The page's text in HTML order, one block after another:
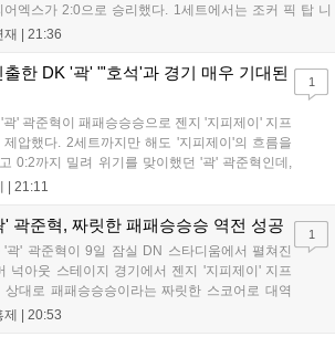
어엑스가 2:0으로 승리했다. 1세트에서는 조커 픽 탑 니
했고, 2세트에선 판테온을 잡은 '랩터' 전어진의 활약과
재 21:36
출한 DK '곽' "'호석'과 경기 매우 기대된
' 곽준혁이 패패승승승으로 젠지 '지피제이' 지프
압했다. 2세트까지만 해도 '지피제이'의 흐름을
0:2까지 밀려 위기를 맞이했던 '곽' 곽준혁인데,
로 분위기를 완전히 바꿨다. 3세트를 4:2로 승리
차이로...
21:11
1
' 곽준혁, 짜릿한 패패승승승 역전 성공
'곽' 곽준혁이 9일 잠실 DN 스타디움에서 펼쳐진
넉아웃 스테이지 경기에서 젠지 '지피제이' 지프
상대로 패패승승승이라는 짜릿한 스코어로 대역
이널 스테이지로 향했다. 1세트, 전반전은 서로
20:53
1